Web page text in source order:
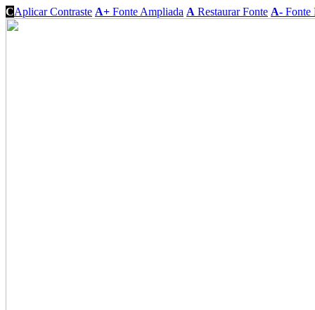
CAplicar Contraste A+ Fonte Ampliada A Restaurar Fonte A- Fonte